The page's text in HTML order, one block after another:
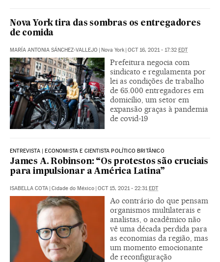
Nova York tira das sombras os entregadores
de comida
MARÍA ANTONIA SÁNCHEZ-VALLEJO | Nova York | OCT 16, 2021 - 17:32 EDT
Prefeitura negocia com
sindicato e regulamenta por
lei as condições de trabalho
de 65.000 entregadores em
domicílio, um setor em
expansão graças à pandemia
de covid-19
ENTREVISTA | ECONOMISTA E CIENTISTA POLÍTICO BRITÂNICO
James A. Robinson: “Os protestos são cruciais
para impulsionar a América Latina”
ISABELLA COTA | Cidade do México | OCT 15, 2021 - 22:31EDT
Ao contrário do que pensam
organismos multilaterais e
analistas, o acadêmico não
vê uma década perdida para
as economias da região, mas
um momento emocionante
de reconfiguração